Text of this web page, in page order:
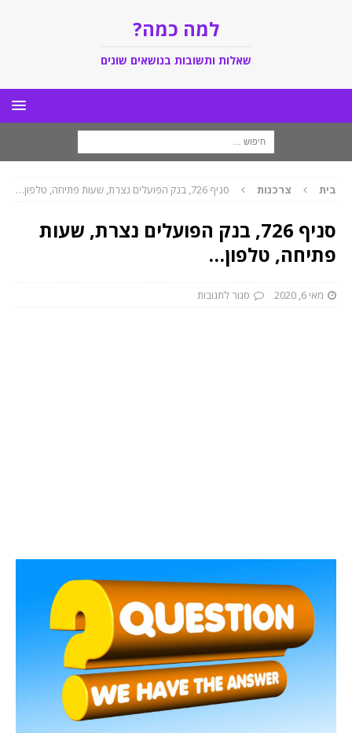
למה כמה?
שאלות ותשובות בנושאים שונים
בית צרכנות סניף 726, בנק הפועלים נצרת, שעות פתיחה, טלפון…
סניף 726, בנק הפועלים נצרת, שעות
פתיחה, טלפון…
מאי 6, 2020 סגור לתגובות